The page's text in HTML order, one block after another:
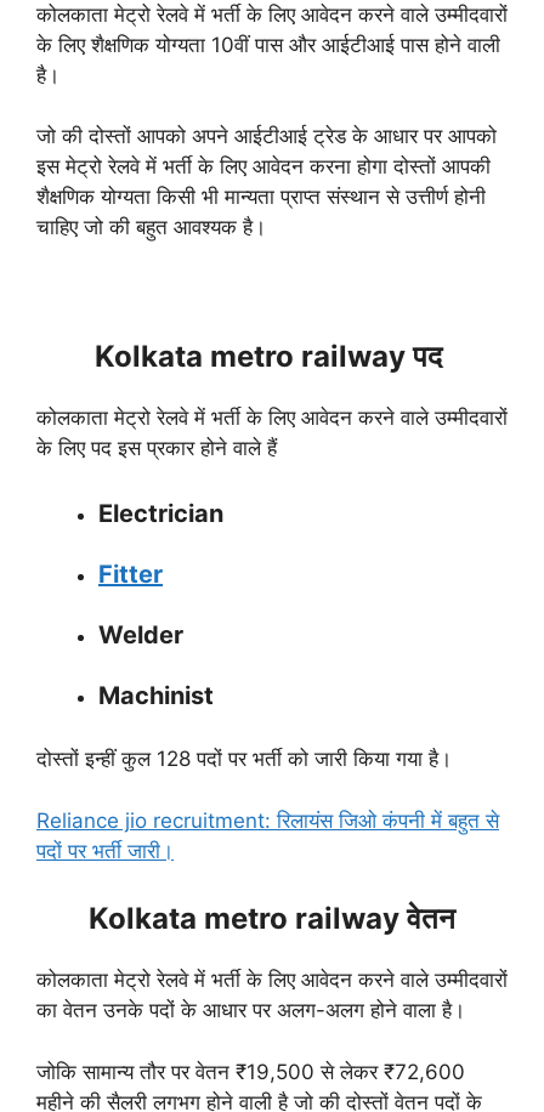
कोलकाता मेट्रो रेलवे में भर्ती के लिए आवेदन करने वाले उम्मीदवारों
के लिए शैक्षणिक योग्यता 10वीं पास और आईटीआई पास होने वाली
है।
जो की दोस्तों आपको अपने आईटीआई ट्रेड के आधार पर आपको
इस मेट्रो रेलवे में भर्ती के लिए आवेदन करना होगा दोस्तों आपकी
शैक्षणिक योग्यता किसी भी मान्यता प्राप्त संस्थान से उत्तीर्ण होनी
चाहिए जो की बहुत आवश्यक है।
Kolkata metro railway पद
कोलकाता मेट्रो रेलवे में भर्ती के लिए आवेदन करने वाले उम्मीदवारों
के लिए पद इस प्रकार होने वाले हैं
Electrician
Fitter
Welder
Machinist
दोस्तों इन्हीं कुल 128 पदों पर भर्ती को जारी किया गया है।
Reliance jio recruitment: रिलायंस जिओ कंपनी में बहुत से
पदों पर भर्ती जारी।
Kolkata metro railway वेतन
कोलकाता मेट्रो रेलवे में भर्ती के लिए आवेदन करने वाले उम्मीदवारों
का वेतन उनके पदों के आधार पर अलग-अलग होने वाला है।
जोकि सामान्य तौर पर वेतन ₹19,500 से लेकर ₹72,600
महीने की सैलरी लगभग होने वाली है जो की दोस्तों वेतन पदों के